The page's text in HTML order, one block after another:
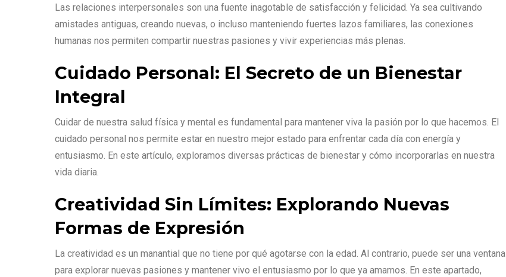
Las relaciones interpersonales son una fuente inagotable de satisfacción y felicidad. Ya sea cultivando
amistades antiguas, creando nuevas, o incluso manteniendo fuertes lazos familiares, las conexiones
humanas nos permiten compartir nuestras pasiones y vivir experiencias más plenas.
Cuidado Personal: El Secreto de un Bienestar
Integral
Cuidar de nuestra salud física y mental es fundamental para mantener viva la pasión por lo que hacemos. El
cuidado personal nos permite estar en nuestro mejor estado para enfrentar cada día con energía y
entusiasmo. En este artículo, exploramos diversas prácticas de bienestar y cómo incorporarlas en nuestra
vida diaria.
Creatividad Sin Límites: Explorando Nuevas
Formas de Expresión
La creatividad es un manantial que no tiene por qué agotarse con la edad. Al contrario, puede ser una ventana
para explorar nuevas pasiones y mantener vivo el entusiasmo por lo que ya amamos. En este apartado,